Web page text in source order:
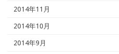
2014年11月
2014年10月
2014年9月